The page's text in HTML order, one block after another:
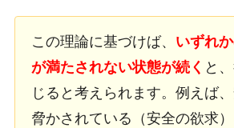
この理論に基づけば、 いずれ
が満たされない状態が続く と
じると考えられます。例えば
脅かされている（安全の欲求